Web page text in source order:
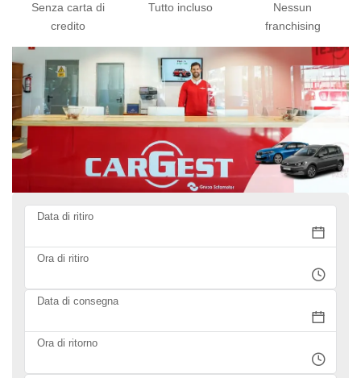
Senza carta di
credito
Tutto incluso
Nessun
franchising
Data di ritiro
Ora di ritiro
Data di consegna
Ora di ritorno